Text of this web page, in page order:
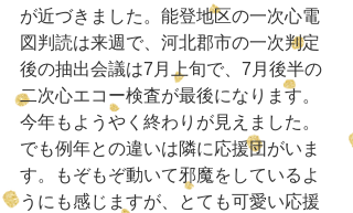
が近づきました。能登地区の一次心電
図判読は来週で、河北郡市の一次判定
後の抽出会議は7月上旬で、7月後半の
二次心エコー検査が最後になります。
今年もようやく終わりが見えました。
でも例年との違いは隣に応援団がいま
す。もぞもぞ動いて邪魔をしているよ
うにも感じますが、とても可愛い応援